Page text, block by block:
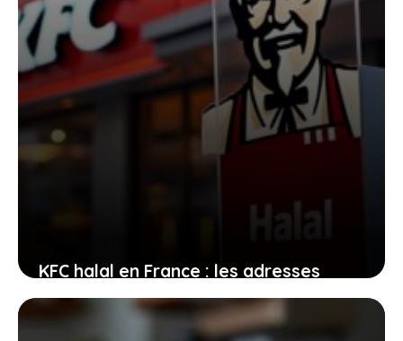
KFC halal en France : les adresses
fiables et les informations essentielles
à ne pas manquer